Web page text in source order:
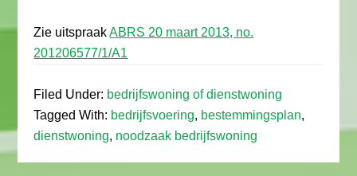
Zie uitspraakABRS 20 maart 2013, no.
201206577/1/A1
Filed Under: bedrijfswoning of dienstwoning
Tagged With: bedrijfsvoering, bestemmingsplan,
dienstwoning, noodzaak bedrijfswoning